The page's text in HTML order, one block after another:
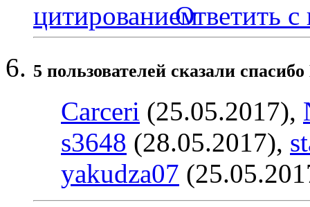
Ответить с
5 пользователей сказали
Carceri (25.05.2017),
s3648 (28.05.2017),
yakudza07